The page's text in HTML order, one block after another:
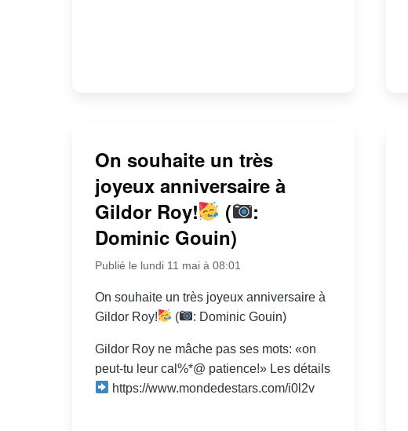
On souhaite un très
joyeux anniversaire à
Gildor Roy!
(
:
Dominic Gouin)
Publié le lundi 11 mai à 08:01
On souhaite un très joyeux anniversaire à
Gildor Roy!
( : Dominic Gouin)
Gildor Roy ne mâche pas ses mots: «on
peut-tu leur cal%*@ patience!» Les détails
https://www.mondedestars.com/i0l2v